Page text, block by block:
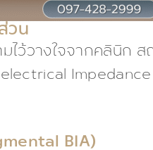
วน
มไว้วางใจจากคลินิก
BIA)